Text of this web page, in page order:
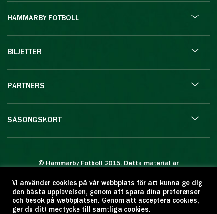
HAMMARBY FOTBOLL
BILJETTER
PARTNERS
SÄSONGSKORT
© Hammarby Fotboll 2015. Detta material är
Eftertryck eller annan kopiering är förbjuden.
Citera oss gärna men ange källan:
www.hammarbyfotboll.se. Ansvarig utgivare:
Vi använder cookies på vår webbplats för att kunna ge dig
den bästa upplevelsen, genom att spara dina preferenser
och besök på webbplatsen. Genom att acceptera cookies,
ger du ditt medtycke till samtliga cookies.